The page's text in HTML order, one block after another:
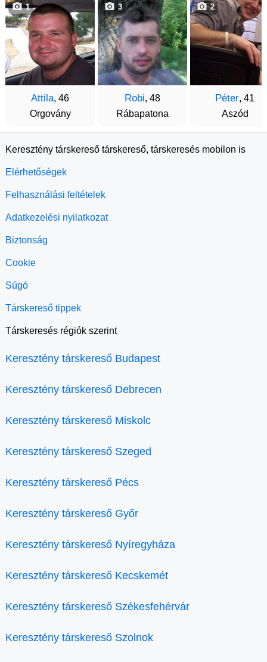
Attila, 46
Orgovány
1
Robi, 48
Rábapatona
3
Péter, 41
Aszód
2
Keresztény társkereső társkereső, társkeresés mobilon is
Elérhetőségek
Felhasználási feltételek
Adatkezelési nyilatkozat
Biztonság
Cookie
Súgó
Társkereső tippek
Társkeresés régiók szerint
Keresztény társkereső Budapest
Keresztény társkereső Debrecen
Keresztény társkereső Miskolc
Keresztény társkereső Szeged
Keresztény társkereső Pécs
Keresztény társkereső Győr
Keresztény társkereső Nyíregyháza
Keresztény társkereső Kecskemét
Keresztény társkereső Székesfehérvár
Keresztény társkereső Szolnok